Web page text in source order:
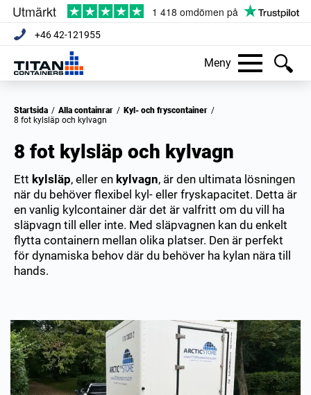
+46 42-121955
Meny
Startsida / Alla containrar / Kyl- och fryscontainer /
8 fot kylsläp och kylvagn
8 fot kylsläp och kylvagn
Ett kylsläp, eller en kylvagn, är den ultimata lösningen
när du behöver flexibel kyl- eller fryskapacitet. Detta är
en vanlig kylcontainer där det är valfritt om du vill ha
släpvagn till eller inte. Med släpvagnen kan du enkelt
flytta containern mellan olika platser. Den är perfekt
för dynamiska behov där du behöver ha kylan nära till
hands.